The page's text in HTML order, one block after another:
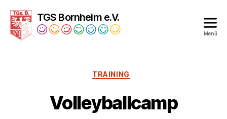
TGS Bornheim e.V.
Menü
Kategorien
TRAINING
Volleyballcamp